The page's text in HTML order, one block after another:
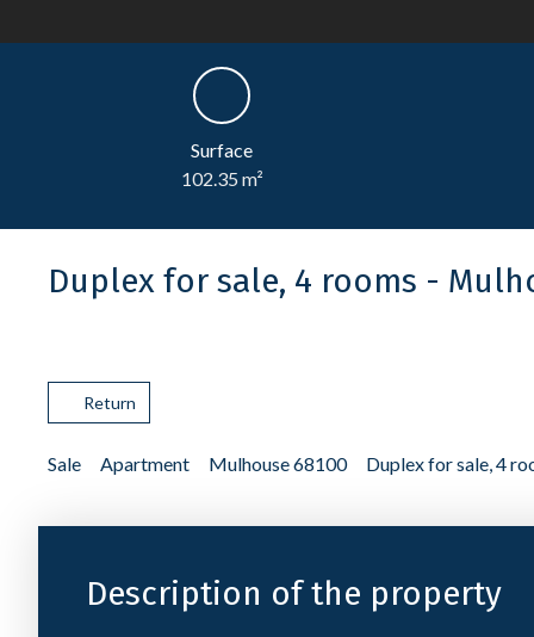
Surface
102.35 m²
Duplex for sale, 4 rooms -
Return
Sale Apartment Mulhouse 68100 Duplex for sale, 4
Description of the property